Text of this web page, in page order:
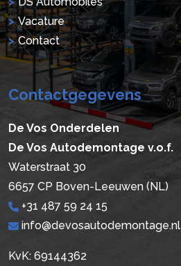
Vacature
Contact
Contactgegevens
De Vos Onderdelen
De Vos Autodemontage v.o.f.
Waterstraat 30
6657 CP Boven-Leeuwen (NL)
+31 487 59 24 15
info@devosautodemontage.nl
KvK: 69144362